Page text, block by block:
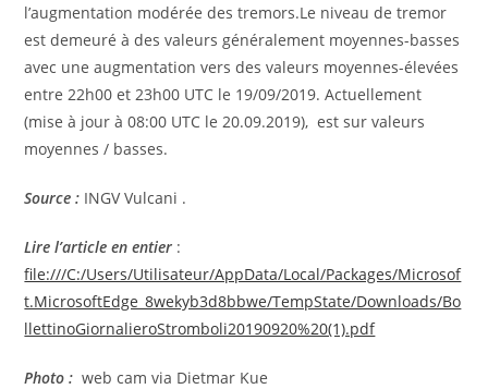
l’augmentation modérée des tremors.Le niveau de tremor
est demeuré à des valeurs généralement moyennes-basses
avec une augmentation vers des valeurs moyennes-élevées
entre 22h00 et 23h00 UTC le 19/09/2019. Actuellement
(mise à jour à 08:00 UTC le 20.09.2019), est sur valeurs
moyennes / basses.
Source : INGV Vulcani .
Lire l’article en entier :
file:///C:/Users/Utilisateur/AppData/Local/Packages/Microsof
t.MicrosoftEdge_8wekyb3d8bbwe/TempState/Downloads/Bo
llettinoGiornalieroStromboli20190920%20(1).pdf
Photo : web cam via Dietmar Kue